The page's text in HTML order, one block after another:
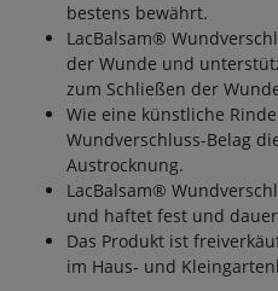
bestens bewährt.
LacBalsam®
der Wunde und
zum Schließen der
Wie eine künstliche
Wundverschluss-Belag
Austrocknung.
LacBalsam®
und haftet fest und
Das Produkt ist
im Haus- und